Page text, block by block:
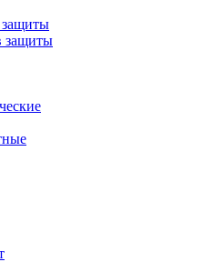
защиты
защиты